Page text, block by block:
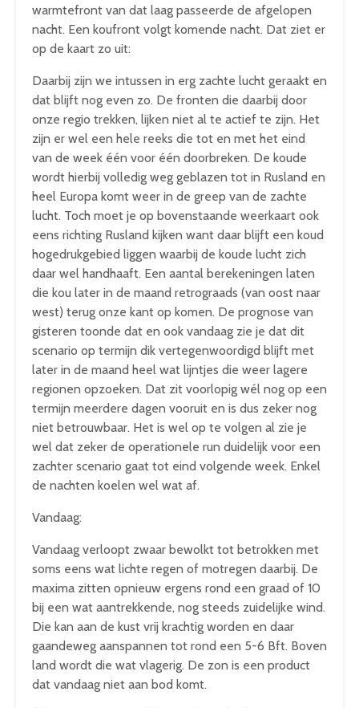
warmtefront van dat laag passeerde de afgelopen
nacht. Een koufront volgt komende nacht. Dat ziet er
op de kaart zo uit:
Daarbij zijn we intussen in erg zachte lucht geraakt en
dat blijft nog even zo. De fronten die daarbij door
onze regio trekken, lijken niet al te actief te zijn. Het
zijn er wel een hele reeks die tot en met het eind
van de week één voor één doorbreken. De koude
wordt hierbij volledig weg geblazen tot in Rusland en
heel Europa komt weer in de greep van de zachte
lucht. Toch moet je op bovenstaande weerkaart ook
eens richting Rusland kijken want daar blijft een koud
hogedrukgebied liggen waarbij de koude lucht zich
daar wel handhaaft. Een aantal berekeningen laten
die kou later in de maand retrograads (van oost naar
west) terug onze kant op komen. De prognose van
gisteren toonde dat en ook vandaag zie je dat dit
scenario op termijn dik vertegenwoordigd blijft met
later in de maand heel wat lijntjes die weer lagere
regionen opzoeken. Dat zit voorlopig wél nog op een
termijn meerdere dagen vooruit en is dus zeker nog
niet betrouwbaar. Het is wel op te volgen al zie je
wel dat zeker de operationele run duidelijk voor een
zachter scenario gaat tot eind volgende week. Enkel
de nachten koelen wel wat af.
Vandaag:
Vandaag verloopt zwaar bewolkt tot betrokken met
soms eens wat lichte regen of motregen daarbij. De
maxima zitten opnieuw ergens rond een graad of 10
bij een wat aantrekkende, nog steeds zuidelijke wind.
Die kan aan de kust vrij krachtig worden en daar
gaandeweg aanspannen tot rond een 5-6 Bft. Boven
land wordt die wat vlagerig. De zon is een product
dat vandaag niet aan bod komt.